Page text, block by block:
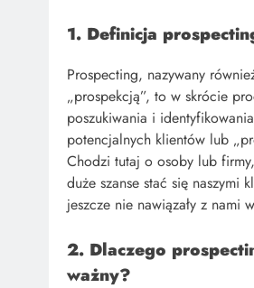
1. Definicja
Prospecting, nazywany
„prospekcją”, to w skrócie
poszukiwania i identyfikowania
potencjalnych klientów lub
Chodzi tutaj o osoby lub
duże szanse stać się naszymi
jeszcze nie nawiązały z nami
2. Dlaczego
ważny?